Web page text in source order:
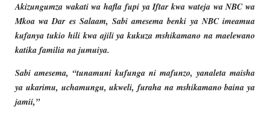
Akizungumza wakati wa hafla fupi ya Iftar kwa wateja wa NBC wa
Mkoa wa Dar es Salaam, Sabi amesema benki ya NBC imeamua
kufanya tukio hili kwa ajili ya kukuza mshikamano na maelewano
katika familia na jumuiya.
Sabi amesema, “tunamuni kufunga ni mafunzo, yanaleta maisha
ya ukarimu, uchamungu, ukweli, furaha na mshikamano baina ya
jamii,”